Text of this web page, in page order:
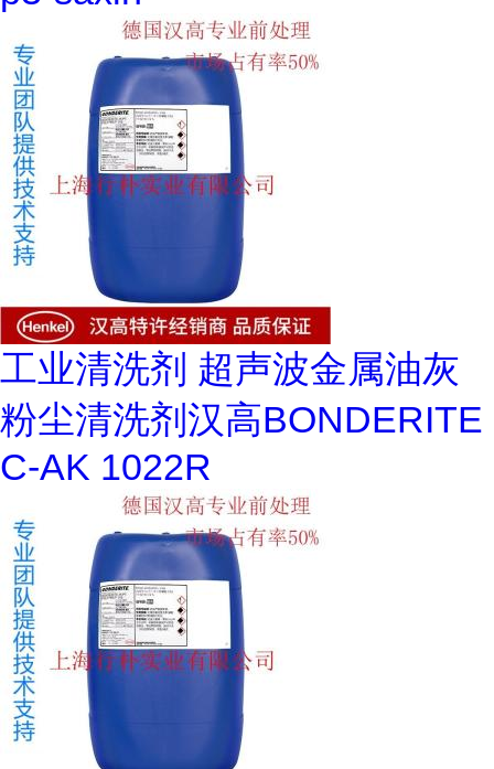
工业清洗剂 超声波金属油灰
粉尘清洗剂汉高BONDERITE
C-AK 1022R